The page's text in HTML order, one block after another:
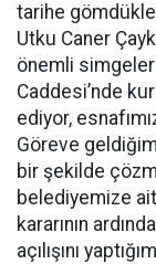
tarihe
Utku Caner
önemli
Caddesi’nde
ediyor,
Göreve
bir şekilde
belediyemize ait
kararının
açılışını